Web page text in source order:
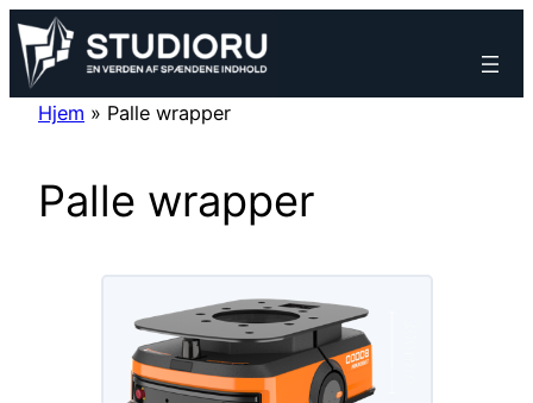
Spring
til
indhold
Hjem » Palle wrapper
Palle wrapper